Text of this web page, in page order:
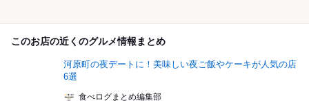
このお店の近くのグルメ情報まとめ
河原町の夜デートに！美味しい夜ご飯やケーキが人気の店
6選
食べログまとめ編集部